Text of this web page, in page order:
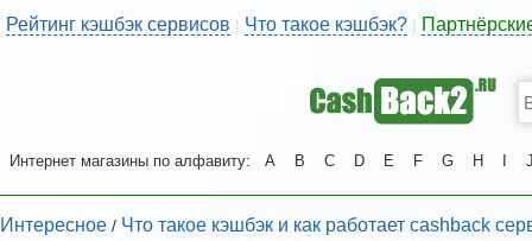
Рейтинг кэшбэк сервисов | Что такое кэшбэк? |
Интернет магазины по алфавиту: A B C D E F G H
Интересное / Что такое кэшбэк и как работает cashback